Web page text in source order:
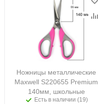
Ножницы металлические
Maxwell S220655 Premium
140мм, школьные
Есть в наличии (19)